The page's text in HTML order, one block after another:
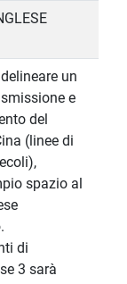
un
e
del
(linee di
spazio al
di
3 sarà